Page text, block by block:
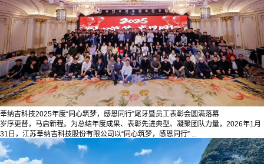
莘纳吉科技2025年度“同心筑梦，感恩同行”尾牙暨员工表彰会圆满落幕
岁序更替，马启新程。为总结年度成果、表彰先进典型、凝聚团队力量，2026年1月
31日，江苏莘纳吉科技股份有限公司以“同心筑梦，感恩同行” ...